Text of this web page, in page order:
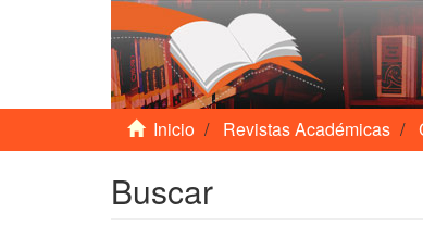
Inicio Revistas Académicas
Buscar